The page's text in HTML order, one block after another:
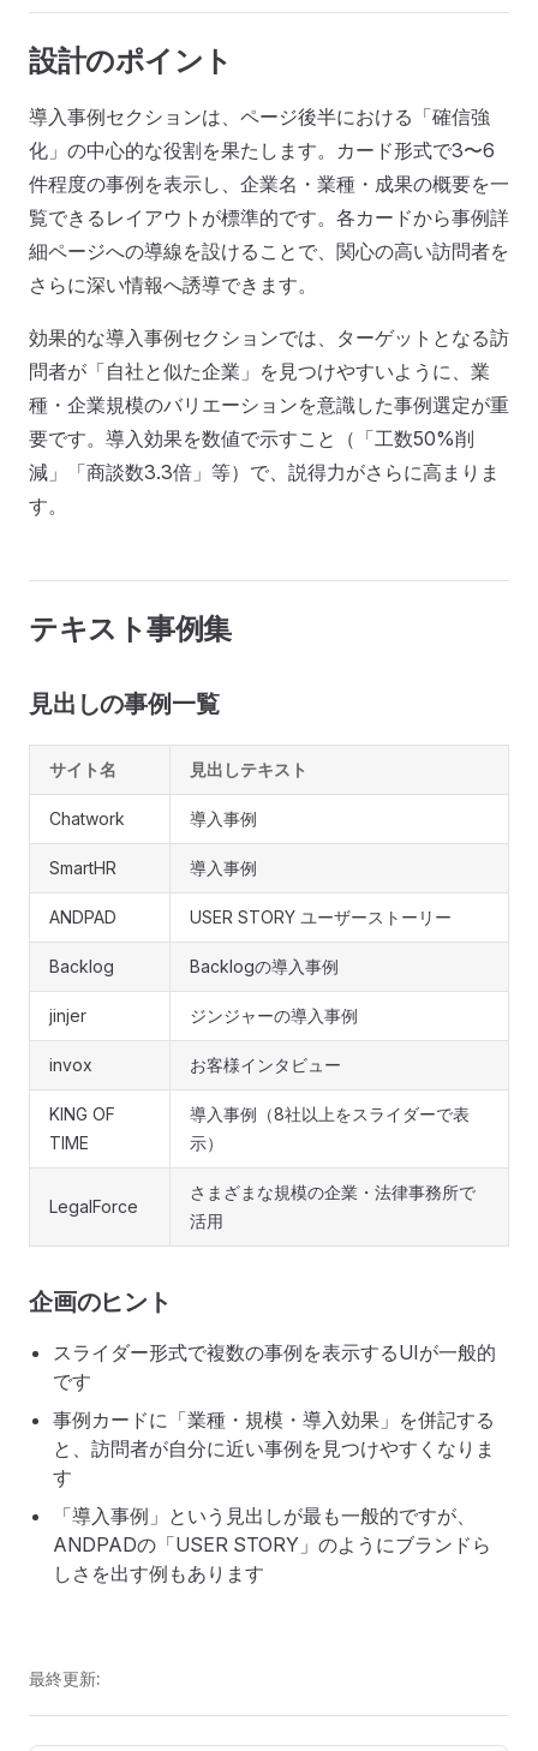
設計のポイント
導入事例セクションは、ページ後半における「確信強
化」の中心的な役割を果たします。カード形式で3〜6
件程度の事例を表示し、企業名・業種・成果の概要を一
覧できるレイアウトが標準的です。各カードから事例詳
細ページへの導線を設けることで、関心の高い訪問者を
さらに深い情報へ誘導できます。
効果的な導入事例セクションでは、ターゲットとなる訪
問者が「自社と似た企業」を見つけやすいように、業
種・企業規模のバリエーションを意識した事例選定が重
要です。導入効果を数値で示すこと（「工数50%削
減」「商談数3.3倍」等）で、説得力がさらに高まりま
す。
テキスト事例集
見出しの事例一覧
サイト名 見出しテキスト
Chatwork 導入事例
SmartHR 導入事例
ANDPAD USER STORY ユーザーストーリー
Backlog Backlogの導入事例
jinjer ジンジャーの導入事例
invox お客様インタビュー
KING OF
TIME
導入事例（8社以上をスライダーで表
示）
LegalForce
さまざまな規模の企業・法律事務所で
活用
企画のヒント
スライダー形式で複数の事例を表示するUIが一般的
です
事例カードに「業種・規模・導入効果」を併記する
と、訪問者が自分に近い事例を見つけやすくなりま
す
「導入事例」という見出しが最も一般的ですが、
ANDPADの「USER STORY」のようにブランドら
しさを出す例もあります
最終更新: